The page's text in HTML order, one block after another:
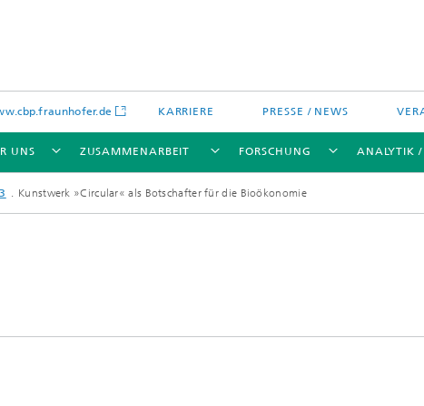
KARRIERE PRESSE / NEWS
UNS ZUSAMMENARBEIT FORSCHUNG ANALYTIK /
Kunstwerk »Circular« als Botschafter für die Bioökonomie